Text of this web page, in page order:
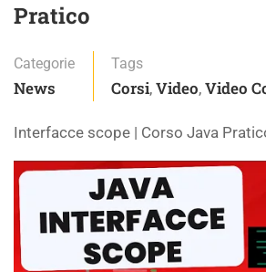
Pratico
Categorie
News
Tags
Corsi, Video, Video
Interfacce scope | Corso Java